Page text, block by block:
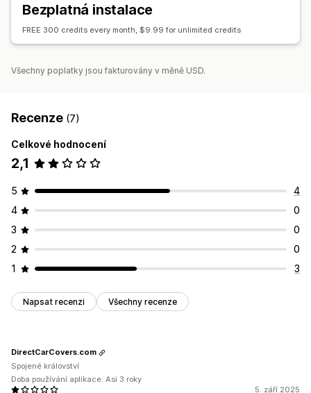
Bezplatná instalace
FREE 300 credits every month, $9.99 for unlimited credits
Všechny poplatky jsou fakturovány v měně USD.
Recenze (7)
Celkové hodnocení
2,1
5
4
4
0
3
0
2
0
1
3
Napsat recenzi Všechny recenze
5. září 2025
DirectCarCovers.com
Spojené království
Doba používání aplikace: Asi 3 roky